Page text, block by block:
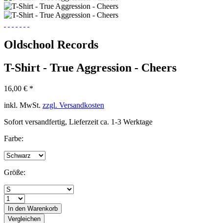
Oldschool Records
T-Shirt - True Aggression - Cheers
16,00 € *
inkl. MwSt. zzgl. Versandkosten
Sofort versandfertig, Lieferzeit ca. 1-3 Werktage
Farbe:
Größe:
In den Warenkorb
Vergleichen